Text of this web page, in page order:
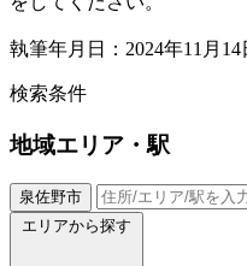
執筆年月日：2024年11月14
検索条件
地域エリア・駅
泉佐野市
エリアから探す